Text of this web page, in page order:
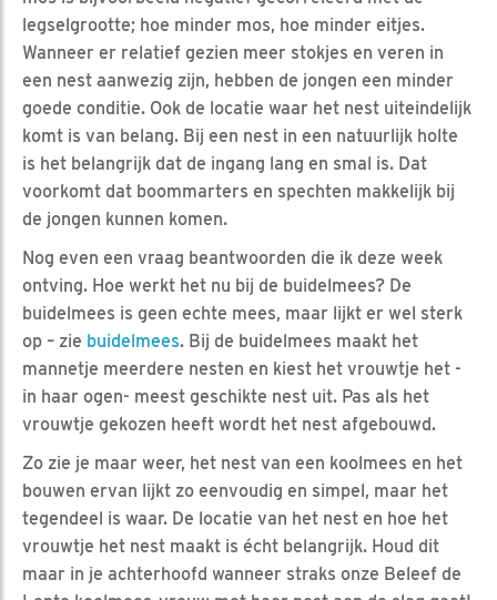
legselgrootte; hoe minder mos, hoe minder eitjes.
Wanneer er relatief gezien meer stokjes en veren in
een nest aanwezig zijn, hebben de jongen een minder
goede conditie. Ook de locatie waar het nest uiteindelijk
komt is van belang. Bij een nest in een natuurlijk holte
is het belangrijk dat de ingang lang en smal is. Dat
voorkomt dat boommarters en spechten makkelijk bij
de jongen kunnen komen.
Nog even een vraag beantwoorden die ik deze week
ontving. Hoe werkt het nu bij de buidelmees? De
buidelmees is geen echte mees, maar lijkt er wel sterk
op – zie buidelmees. Bij de buidelmees maakt het
mannetje meerdere nesten en kiest het vrouwtje het -
in haar ogen- meest geschikte nest uit. Pas als het
vrouwtje gekozen heeft wordt het nest afgebouwd.
Zo zie je maar weer, het nest van een koolmees en het
bouwen ervan lijkt zo eenvoudig en simpel, maar het
tegendeel is waar. De locatie van het nest en hoe het
vrouwtje het nest maakt is écht belangrijk. Houd dit
maar in je achterhoofd wanneer straks onze Beleef de